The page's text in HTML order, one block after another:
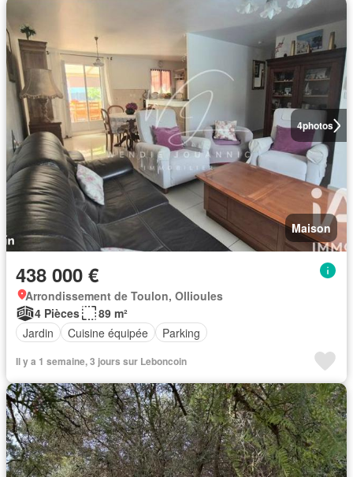
4photos
Maison
438 000 €
Arrondissement de Toulon, Ollioules
4 Pièces
89 m²
Jardin
Cuisine équipée Parking
Il y a 1 semaine, 3 jours sur Leboncoin